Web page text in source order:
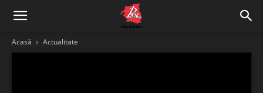
Acasă Actualitate